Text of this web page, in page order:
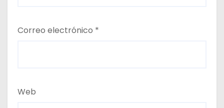
Correo electrónico *
Web